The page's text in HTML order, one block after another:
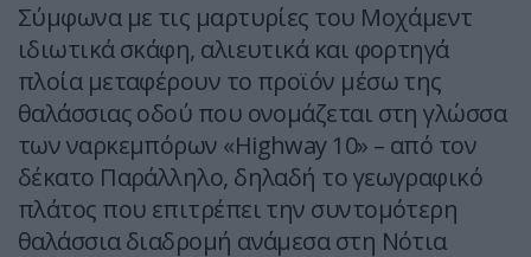
Σύμφωνα με τις μαρτυρίες του Μοχάμεντ
ιδιωτικά σκάφη, αλιευτικά και φορτηγά
πλοία μεταφέρουν το προϊόν μέσω της
θαλάσσιας οδού που ονομάζεται στη γλώσσα
των ναρκεμπόρων «Highway 10» – από τον
δέκατο Παράλληλο, δηλαδή το γεωγραφικό
πλάτος που επιτρέπει την συντομότερη
θαλάσσια διαδρομή ανάμεσα στη Νότια